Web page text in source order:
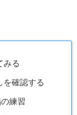
みる
を確認する
練習